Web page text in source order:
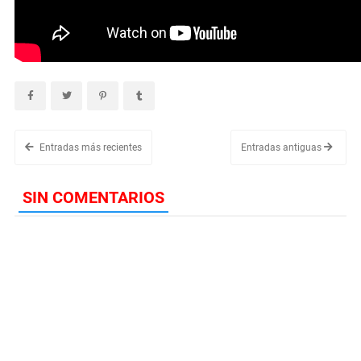
Entradas más recientes Entradas antiguas
SIN COMENTARIOS